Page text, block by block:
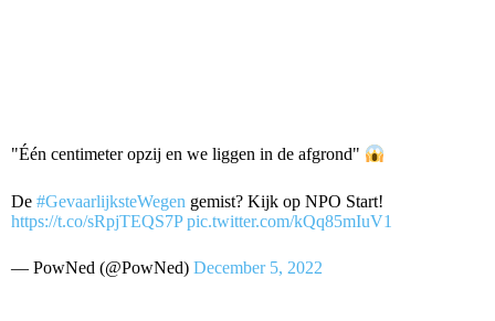
"Één centimeter opzij en we liggen in de afgrond"
De #GevaarlijksteWegen gemist? Kijk op NPO Start!
https://t.co/sRpjTEQS7P pic.twitter.com/kQq85mIuV1
— PowNed (@PowNed) December 5, 2022